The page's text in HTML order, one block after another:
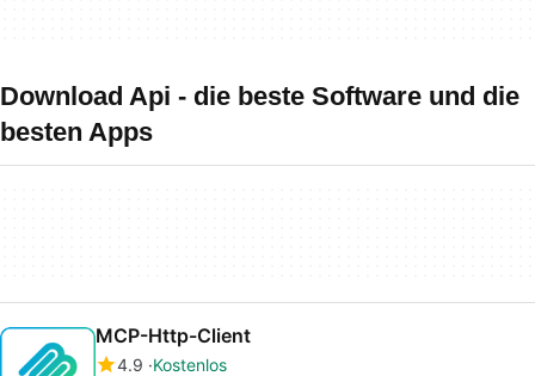
Download Api - die beste Software und die
besten Apps
MCP-Http-Client
4.9 Kostenlos